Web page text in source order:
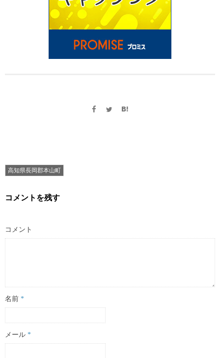
高知県長岡郡本山町
コメントを残す
コメント
名前 *
メール *